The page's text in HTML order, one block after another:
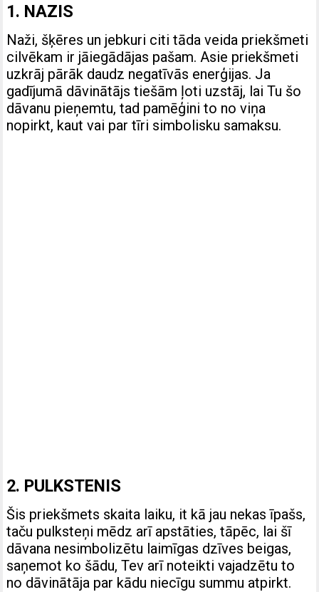
1. NAZIS
Naži, šķēres un jebkuri citi tāda veida priekšmeti
cilvēkam ir jāiegādājas pašam. Asie priekšmeti
uzkrāj pārāk daudz negatīvās enerģijas. Ja
gadījumā dāvinātājs tiešām ļoti uzstāj, lai Tu šo
dāvanu pieņemtu, tad pamēģini to no viņa
nopirkt, kaut vai par tīri simbolisku samaksu.
2. PULKSTENIS
Šis priekšmets skaita laiku, it kā jau nekas īpašs,
taču pulksteņi mēdz arī apstāties, tāpēc, lai šī
dāvana nesimbolizētu laimīgas dzīves beigas,
saņemot ko šādu, Tev arī noteikti vajadzētu to
no dāvinātāja par kādu niecīgu summu atpirkt.